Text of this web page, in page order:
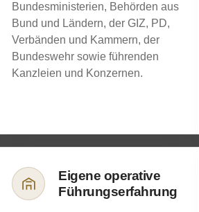
Bundesministerien, Behörden aus
Bund und Ländern, der GIZ, PD,
Verbänden und Kammern, der
Bundeswehr sowie führenden
Kanzleien und Konzernen.
Eigene operative
Führungserfahrung